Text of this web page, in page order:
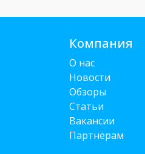
Компания
О нас
Новости
Обзоры
Статьи
Вакансии
Партнёрам